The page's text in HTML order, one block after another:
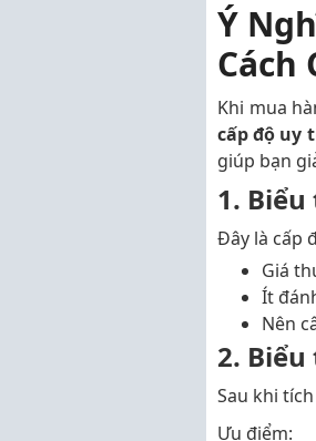
Ý
Cách
Khi mua
cấp độ uy
giúp bạn
1.
Đây là cấp
Giá
Ít
Nên
2.
Sau khi
Ưu điểm: